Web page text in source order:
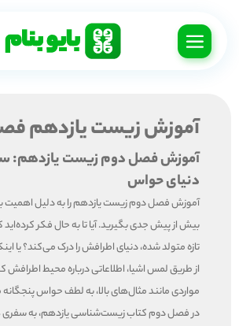
آموزش زیست یازدهم
آموزش فصل دوم زیست یازدهم:
دنیای حواس
آموزش فصل دوم زیست یازدهم را به دلیل اهمیت
بیش از پیش جدی بگیرید. آیا تا به حال فکر
تازه متولد شده، دنیای اطرافش را درک می‌کند؟ یا
از طریق لمس اشیا، اطلاعاتی درباره محیط
مواردی مانند مثال‌های بالا، به لطف حواس
در فصل دوم کتاب زیست‌شناسی یازدهم، به سفری